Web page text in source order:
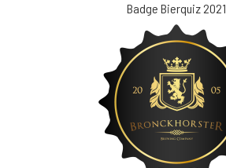
Badge Bierquiz 2021